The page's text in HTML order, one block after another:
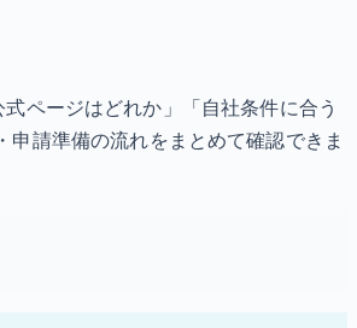
ページはどれか」「自社条件に合う
請準備の流れをまとめて確認できま